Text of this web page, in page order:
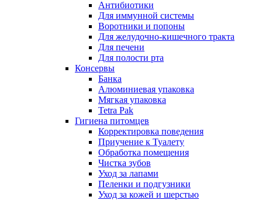
Антибиотики
Для иммунной системы
Воротники и попоны
Для желудочно-кишечного тракта
Для печени
Для полости рта
Консервы
Банка
Алюминиевая упаковка
Мягкая упаковка
Tetra Pak
Гигиена питомцев
Корректировка поведения
Приучение к Туалету
Обработка помещения
Чистка зубов
Уход за лапами
Пеленки и подгузники
Уход за кожей и шерстью